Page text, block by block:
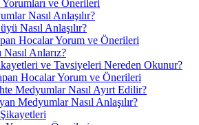
ve Önerileri
Nasıl Anlaşılır?
Nasıl Anlaşılır?
Hocalar Yorum ve Önerileri
Nasıl Anlarız?
ve Tavsiyeleri Nereden Okunur?
Hocalar Yorum ve Önerileri
Medyumlar Nasıl Ayırt Edilir?
Medyumlar Nasıl Anlaşılır?